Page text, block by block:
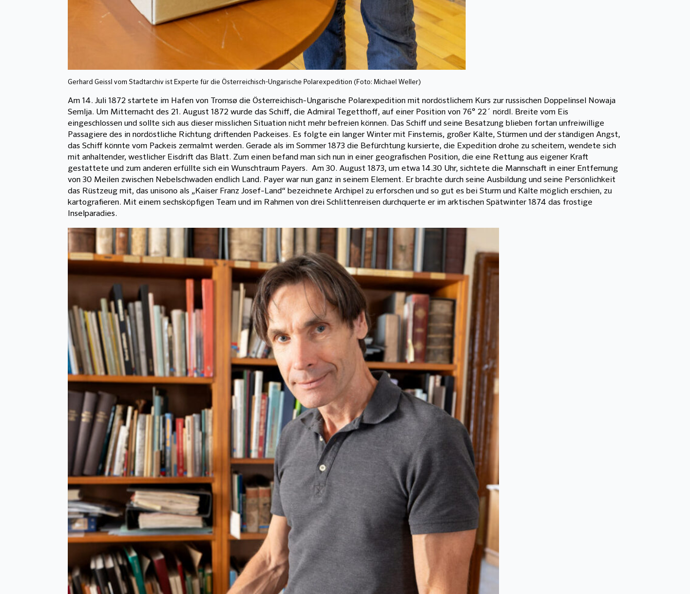
Gerhard Geissl vom Stadtarchiv ist Experte für die Österreichisch-Ungarische Polarexpedition (Foto: Michael Weller)
Am 14. Juli 1872 startete im Hafen von Tromsø die Österreichisch-Ungarische Polarexpedition mit nordöstlichem Kurs zur russischen Doppelinsel Nowaja
Semlja. Um Mitternacht des 21. August 1872 wurde das Schiff, die Admiral Tegetthoff, auf einer Position von 76° 22´ nördl. Breite vom Eis
eingeschlossen und sollte sich aus dieser misslichen Situation nicht mehr befreien können. Das Schiff und seine Besatzung blieben fortan unfreiwillige
Passagiere des in nordöstliche Richtung driftenden Packeises. Es folgte ein langer Winter mit Finsternis, großer Kälte, Stürmen und der ständigen Angst,
das Schiff könnte vom Packeis zermalmt werden. Gerade als im Sommer 1873 die Befürchtung kursierte, die Expedition drohe zu scheitern, wendete sich
mit anhaltender, westlicher Eisdrift das Blatt. Zum einen befand man sich nun in einer geografischen Position, die eine Rettung aus eigener Kraft
gestattete und zum anderen erfüllte sich ein Wunschtraum Payers. Am 30. August 1873, um etwa 14.30 Uhr, sichtete die Mannschaft in einer Entfernung
von 30 Meilen zwischen Nebelschwaden endlich Land. Payer war nun ganz in seinem Element. Er brachte durch seine Ausbildung und seine Persönlichkeit
das Rüstzeug mit, das unisono als „Kaiser Franz Josef-Land“ bezeichnete Archipel zu erforschen und so gut es bei Sturm und Kälte möglich erschien, zu
kartografieren. Mit einem sechsköpfigen Team und im Rahmen von drei Schlittenreisen durchquerte er im arktischen Spätwinter 1874 das frostige
Inselparadies.